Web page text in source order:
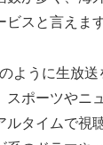
スと言えます
ように生放
スポーツやニ
ルタイムで視